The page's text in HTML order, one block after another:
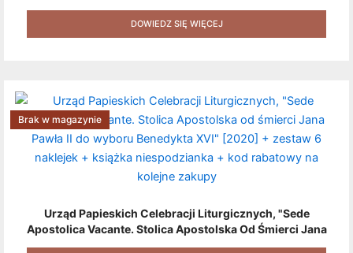
+ Gratis (książka W Formacie Elektronicznym) [zestaw 3
Produktów + Kod Rabatowy + Gratis]
DOWIEDZ SIĘ WIĘCEJ
Urząd Papieskich Celebracji Liturgicznych, "Sede
Apostolica Vacante. Stolica Apostolska Od Śmierci Jana
Pawła II Do Wyboru Benedykta XVI" [2020] + Zestaw 6
Brak w magazynie